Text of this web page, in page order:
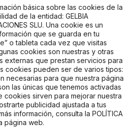
Turia, 49 – 46005 Valencia
PRESUPUESTO
CON NOSOTROS
básica sobre las cookies de la
de la entidad: GELBIA
SLU. Una cookie es un
que se guarda en tu
o tableta cada vez que visitas
cookies son nuestras y otras
externas que prestan servicios para
cookies pueden ser de varios tipos:
necesarias para que nuestra página
las únicas que tenemos activadas
cookies sirven para mejorar nuestra
publicidad ajustada a tus
información, consulta la POLÍTICA
página web.